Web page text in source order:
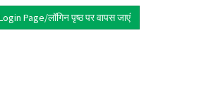
Page/लॉगिन पृष्ठ पर वापस जाएं